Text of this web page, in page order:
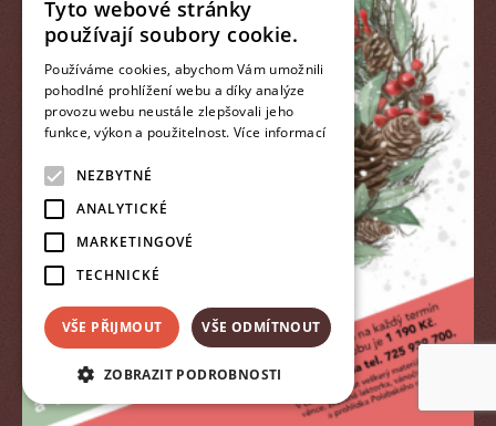
Tyto webové stránky
používají soubory cookie.
Používáme cookies, abychom Vám umožnili
pohodlné prohlížení webu a díky analýze
provozu webu neustále zlepšovali jeho
funkce, výkon a použitelnost.Více informací
NEZBYTNÉ
ANALYTICKÉ
MARKETINGOVÉ
TECHNICKÉ
VŠE PŘIJMOUT VŠE ODMÍTNOUT
ZOBRAZIT PODROBNOSTI